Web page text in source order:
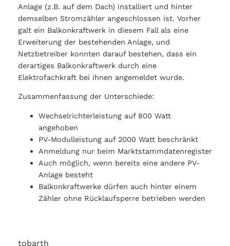
Anlage (z.B. auf dem Dach) installiert und hinter
demselben Stromzähler angeschlossen ist. Vorher
galt ein Balkonkraftwerk in diesem Fall als eine
Erweiterung der bestehenden Anlage, und
Netzbetreiber konnten darauf bestehen, dass ein
derartiges Balkonkraftwerk durch eine
Elektrofachkraft bei ihnen angemeldet wurde.
Zusammenfassung der Unterschiede:
Wechselrichterleistung auf 800 Watt
angehoben
PV-Modulleistung auf 2000 Watt beschränkt
Anmeldung nur beim Marktstammdatenregister
Auch möglich, wenn bereits eine andere PV-
Anlage besteht
Balkonkraftwerke dürfen auch hinter einem
Zähler ohne Rücklaufsperre betrieben werden
tobarth